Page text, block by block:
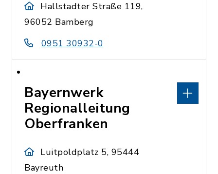
Hallstadter Straße 119,
96052 Bamberg
0951 30932-0
Bayernwerk
Regionalleitung
Oberfranken
Luitpoldplatz 5, 95444
Bayreuth